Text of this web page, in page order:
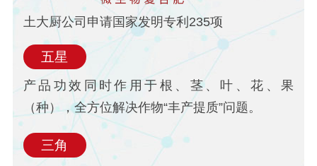
土大厨公司申请国家发明专利235项
五星
产品功效同时作用于根、茎、叶、花、果
（种），全方位解决作物“丰产提质”问题。
三角